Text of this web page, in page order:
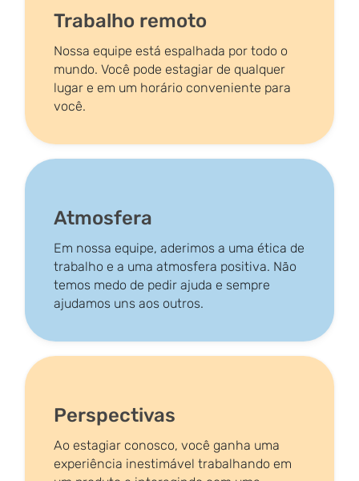
Trabalho remoto
Nossa equipe está espalhada por todo o
mundo. Você pode estagiar de qualquer
lugar e em um horário conveniente para
você.
Atmosfera
Em nossa equipe, aderimos a uma ética de
trabalho e a uma atmosfera positiva. Não
temos medo de pedir ajuda e sempre
ajudamos uns aos outros.
Perspectivas
Ao estagiar conosco, você ganha uma
experiência inestimável trabalhando em